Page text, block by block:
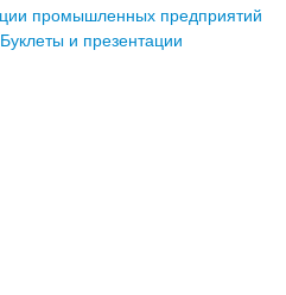
Буклеты и презентации